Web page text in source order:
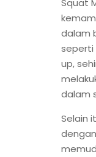
Squat
dalam
seperti
up,
dalam
Selain